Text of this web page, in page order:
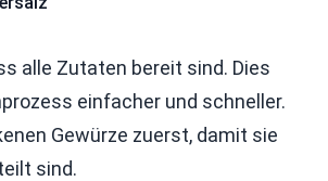
alle Zutaten bereit sind. Dies
einfacher und schneller.
Gewürze zuerst, damit sie
sind.